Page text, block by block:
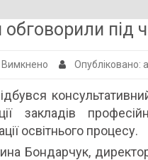
під
Вимкнено до
питання
обговорили
під
час
Опубліковано:
закладів
освітнього процесу.
Бондарчук,